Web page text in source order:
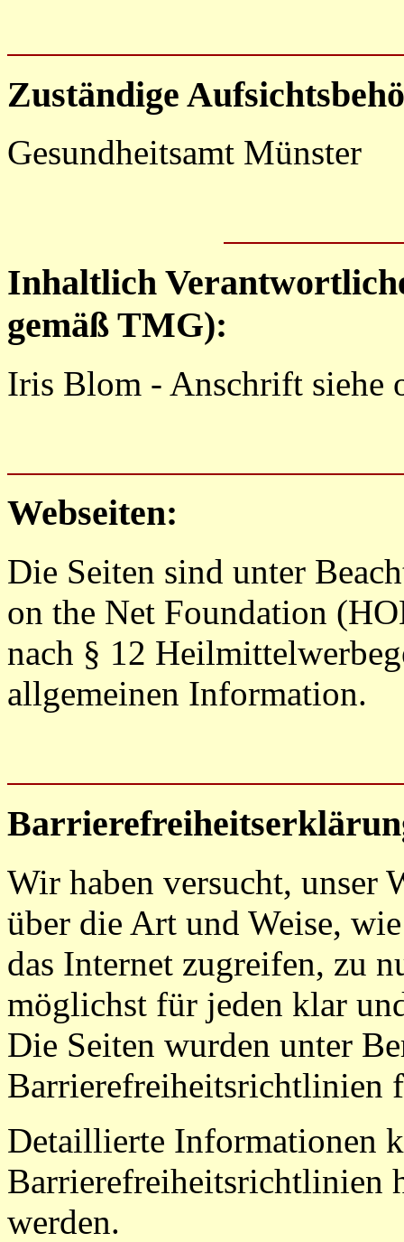
Zuständige
Gesundheitsamt Münster
Inhaltlich
gemäß TMG):
Iris Blom - Anschrift siehe
Webseiten:
Die Seiten sind unter
on the Net Foundation
nach § 12
allgemeinen Information.
Wir haben versucht, unser
über die Art und Weise,
das Internet zugreifen, zu
möglichst für jeden klar
Die Seiten wurden unter
Barrierefreiheitsrichtlinien
Detaillierte Informationen
Barrierefreiheitsrichtlinien
werden.